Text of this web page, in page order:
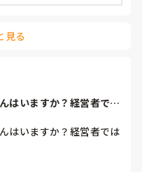
見る
はいますか？経営者では
はいますか？経営者では
るとどちらかが辞めなく